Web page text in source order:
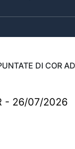
DI COR
- 26/07/2026